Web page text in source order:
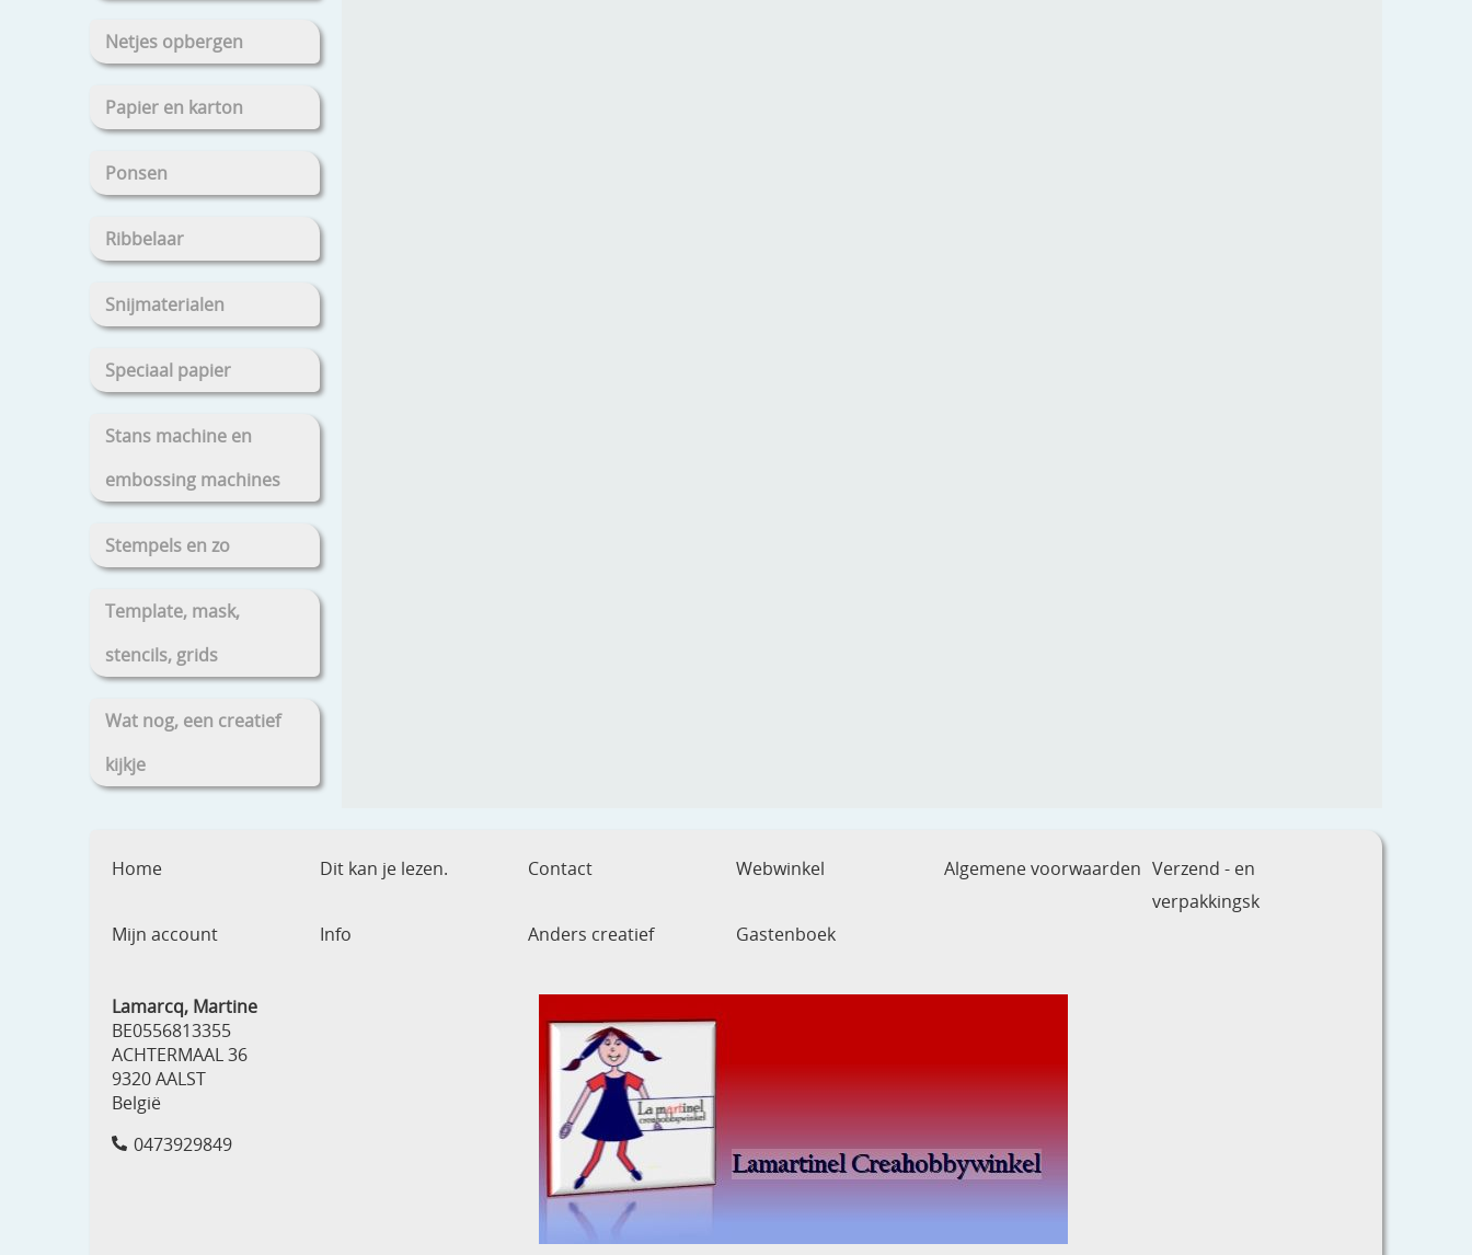
Netjes opbergen
Papier en karton
Ponsen
Ribbelaar
Snijmaterialen
Speciaal papier
Stans machine en
embossing machines
Stempels en zo
Template, mask,
stencils, grids
Wat nog, een creatief
kijkje
Home Dit kan je lezen. Contact Webwinkel Algemene voorwaarden Verzend - en
verpakkingsk
Mijn account
Info Anders creatief Gastenboek
Lamarcq, Martine
BE0556813355
ACHTERMAAL 36
9320 AALST
België
0473929849